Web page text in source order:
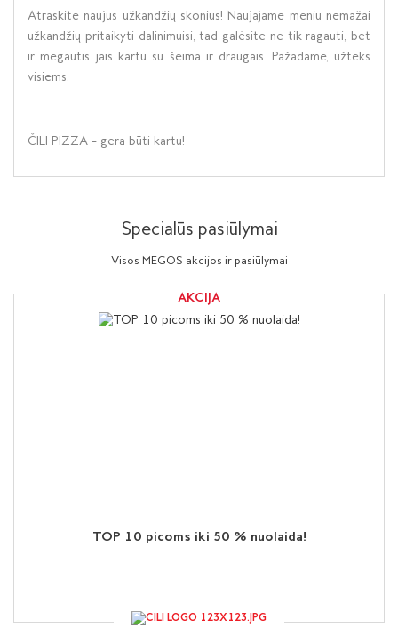
Atraskite naujus užkandžių skonius! Naujajame meniu nemažai
užkandžių pritaikyti dalinimuisi, tad galėsite ne tik ragauti, bet
ir mėgautis jais kartu su šeima ir draugais. Pažadame, užteks
visiems.
ČILI PIZZA – gera būti kartu!
Specialūs pasiūlymai
Visos MEGOS akcijos ir pasiūlymai
AKCIJA
TOP 10 picoms iki 50 % nuolaida!